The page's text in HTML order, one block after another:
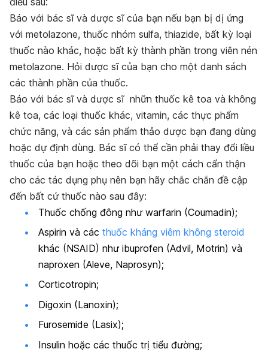
Báo với bác sĩ và dược sĩ của bạn nếu bạn bị dị ứng
với metolazone, thuốc nhóm sulfa, thiazide, bất kỳ loại
thuốc nào khác, hoặc bất kỳ thành phần trong viên nén
metolazone. Hỏi dược sĩ của bạn cho một danh sách
các thành phần của thuốc.
Báo với bác sĩ và dược sĩ nhữn thuốc kê toa và không
kê toa, các loại thuốc khác, vitamin, các thực phẩm
chức năng, và các sản phẩm thảo dược bạn đang dùng
hoặc dự định dùng. Bác sĩ có thể cần phải thay đổi liều
thuốc của bạn hoặc theo dõi bạn một cách cẩn thận
cho các tác dụng phụ nên bạn hãy chắc chắn đề cập
đến bất cứ thuốc nào sau đây:
Thuốc chống đông như warfarin (Coumadin);
Aspirin và các thuốc kháng viêm không steroid
khác (NSAID) như ibuprofen (Advil, Motrin) và
naproxen (Aleve, Naprosyn);
Corticotropin;
Digoxin (Lanoxin);
Furosemide (Lasix);
Insulin hoặc các thuốc trị tiểu đường;